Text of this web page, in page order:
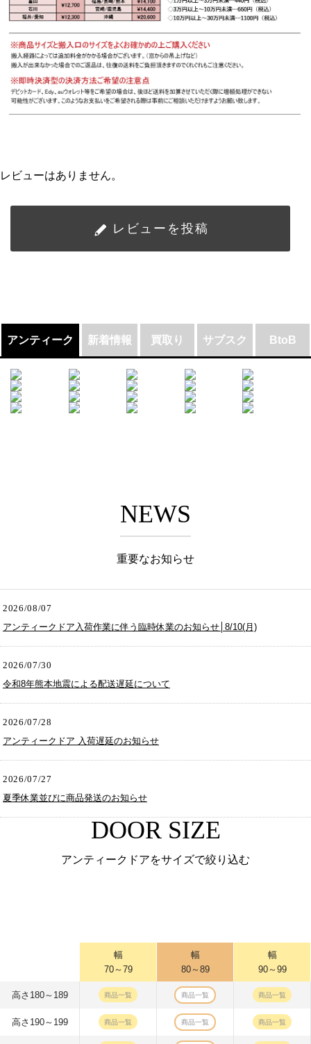
レビューはありません。
レビューを投稿
アンティーク 新着情報 買取り サブスク BtoB
NEWS
重要なお知らせ
2026/08/07
アンティークドア入荷作業に伴う臨時休業のお知らせ│8/10(月)
2026/07/30
令和8年熊本地震による配送遅延について
2026/07/28
アンティークドア 入荷遅延のお知らせ
2026/07/27
夏季休業並びに商品発送のお知らせ
DOOR SIZE
アンティークドアをサイズで絞り込む
幅
70～79
幅
80～89
幅
90～99
高さ180～189 商品一覧 商品一覧 商品一覧
高さ190～199 商品一覧 商品一覧 商品一覧